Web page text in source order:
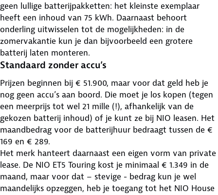
geen lullige batterijpakketten: het kleinste exemplaar
heeft een inhoud van 75 kWh. Daarnaast behoort
onderling uitwisselen tot de mogelijkheden: in de
zomervakantie kun je dan bijvoorbeeld een grotere
batterij laten monteren.
Standaard zonder accu’s
Prijzen beginnen bij € 51.900, maar voor dat geld heb je
nog geen accu’s aan boord. Die moet je los kopen (tegen
een meerprijs tot wel 21 mille (!), afhankelijk van de
gekozen batterij inhoud) of je kunt ze bij NIO leasen. Het
maandbedrag voor de batterijhuur bedraagt tussen de €
169 en € 289.
Het merk hanteert daarnaast een eigen vorm van private
lease. De NIO ET5 Touring kost je minimaal € 1.349 in de
maand, maar voor dat – stevige - bedrag kun je wel
maandelijks opzeggen, heb je toegang tot het NIO House